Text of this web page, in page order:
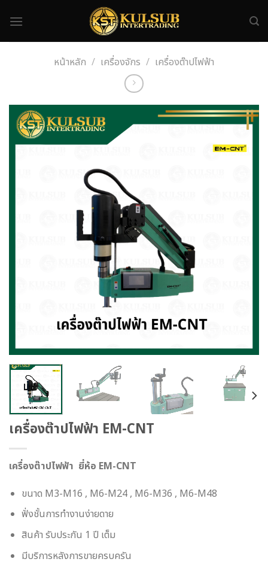
หน้าหลัก / เครื่องจักร / เครื่องต๊าปไฟฟ้า
เครื่องต๊าปไฟฟ้า EM-CNT
เครื่องต๊าปไฟฟ้า ยี่ห้อ EM-CNT
ขนาด M3-M16 , M6-M24 , M6-M36 , M6-M48
ฟั่งชั้นการทำงานง่ายดาย
สินค้า รับประกัน 1 ปี เต็ม
มีบริการหลังการขายครบครัน